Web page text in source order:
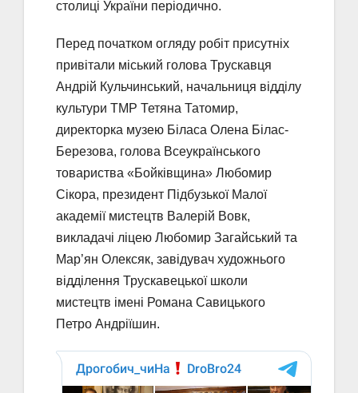
столиці України періодично.
Перед початком огляду робіт присутніх
привітали міський голова Трускавця
Андрій Кульчинський, начальниця відділу
культури ТМР Тетяна Татомир,
директорка музею Біласа Олена Білас-
Березова, голова Всеукраїнського
товариства «Бойківщина» Любомир
Сікора, президент Підбузької Малої
академії мистецтв Валерій Вовк,
викладачі ліцею Любомир Загайський та
Мар’ян Олексяк, завідувач художнього
відділення Трускавецької школи
мистецтв імені Романа Савицького
Петро Андріїшин.